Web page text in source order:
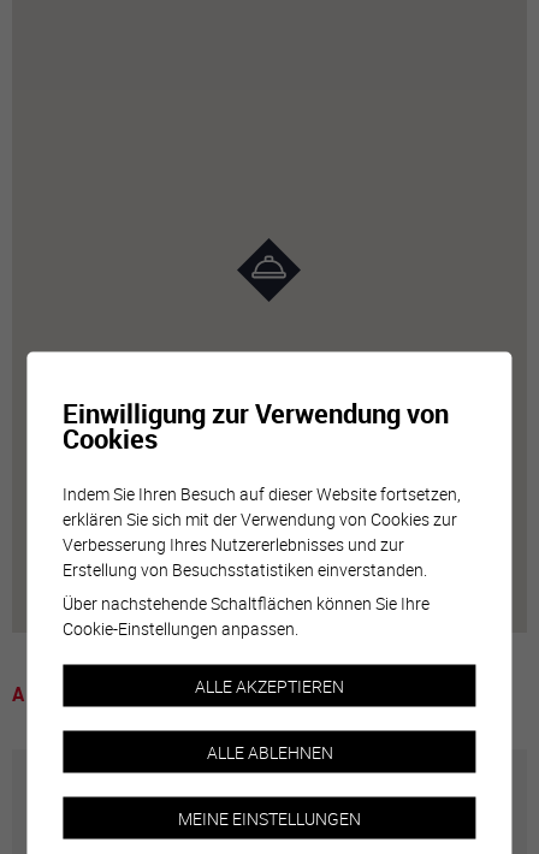
A voir
Annuaire communal
Einwilligung zur Verwendung von
Cookies
Indem Sie Ihren Besuch auf dieser Website fortsetzen,
erklären Sie sich mit der Verwendung von Cookies zur
Verbesserung Ihres Nutzererlebnisses und zur
Erstellung von Besuchsstatistiken einverstanden.
Über nachstehende Schaltflächen können Sie Ihre
Cookie-Einstellungen anpassen.
ALLE AKZEPTIEREN
ALLE ABLEHNEN
MEINE EINSTELLUNGEN